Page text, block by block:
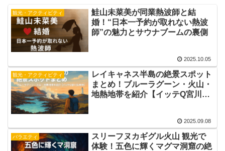
観光・アクティビティ
鮭山未菜美が同業熱波師と結
婚！“日本一予約が取れない熱波
師”の魅力とサウナブームの裏側
2025.10.05
観光・アクティビティ
レイキャネス半島の絶景スポット
まとめ！ブルーラグーン・火山・
地熱地帯を紹介【イッテQ宮川探
2025.09.08
バラエティ
スリーフヌカギグル火山 観光で
体験！五色に輝くマグマ洞窟の絶